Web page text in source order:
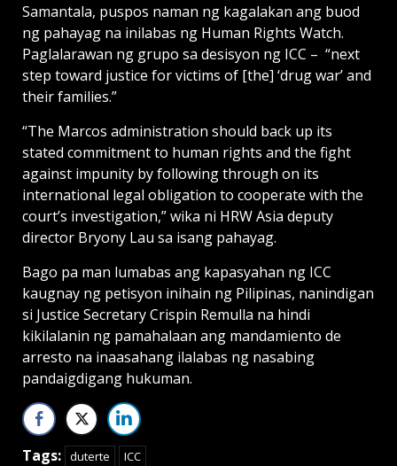
Samantala, puspos naman ng kagalakan ang buod
ng pahayag na inilabas ng Human Rights Watch.
Paglalarawan ng grupo sa desisyon ng ICC – “next
step toward justice for victims of [the] ‘drug war’ and
their families.”
“The Marcos administration should back up its
stated commitment to human rights and the fight
against impunity by following through on its
international legal obligation to cooperate with the
court’s investigation,” wika ni HRW Asia deputy
director Bryony Lau sa isang pahayag.
Bago pa man lumabas ang kapasyahan ng ICC
kaugnay ng petisyon inihain ng Pilipinas, nanindigan
si Justice Secretary Crispin Remulla na hindi
kikilalanin ng pamahalaan ang mandamiento de
arresto na inaasahang ilalabas ng nasabing
pandaigdigang hukuman.
Tags: duterte ICC